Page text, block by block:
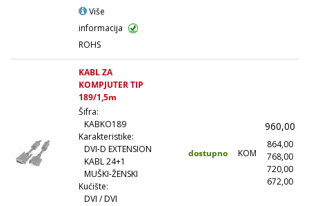
Više
informacija
ROHS
KABL ZA
KOMPJUTER TIP
189/1,5m
Šifra:
KABKO189
Karakteristike:
DVI-D EXTENSION
KABL 24+1
MUŠKI-ŽENSKI
Kućište:
DVI / DVI
dostupno KOM
960,00
864,00
768,00
720,00
672,00